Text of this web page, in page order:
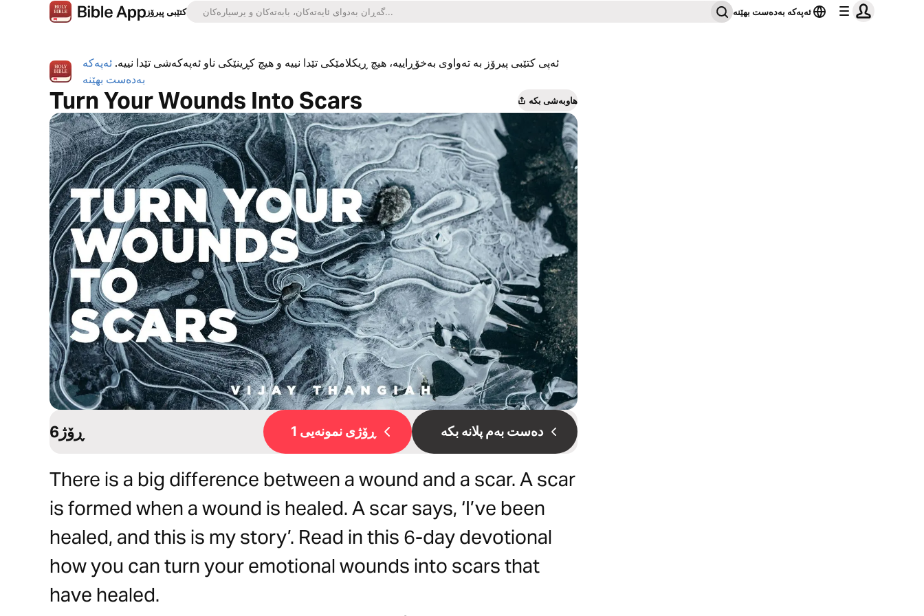
کتێبی پیرۆز ئەپەکە بەدەست بهێنە
ئەپی کتێبی پیرۆز بە تەواوی بەخۆڕاییە، هیچ ڕیکلامێکی تێدا نییە و هیچ کڕینێکی ناو ئەپەکەشی تێدا نییە. ئەپەکە
بەدەست بهێنە
Turn Your Wounds Into Scars هاوبەشی بکە
6ڕۆژ ڕۆژی نمونەیی 1 دەست بەم پلانە بکە
There is a big difference between a wound and a scar. A scar
is formed when a wound is healed. A scar says, ‘I’ve been
healed, and this is my story’. Read in this 6-day devotional
how you can turn your emotional wounds into scars that
have healed.